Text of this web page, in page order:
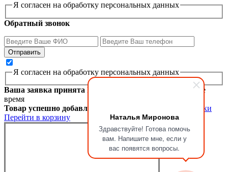
Наталья Миронова
Здравствуйте! Готова помочь
вам. Напишите мне, если у
вас появятся вопросы.
Я согласен на обработку персональных данных
Обратный звонок
Я согласен на обработку персональных данных
Ваша заявка принята Мы перезвоним вам в ближайшее
время
Товар успешно добавлен в корзину
Продолжить покупки
Перейти в корзину